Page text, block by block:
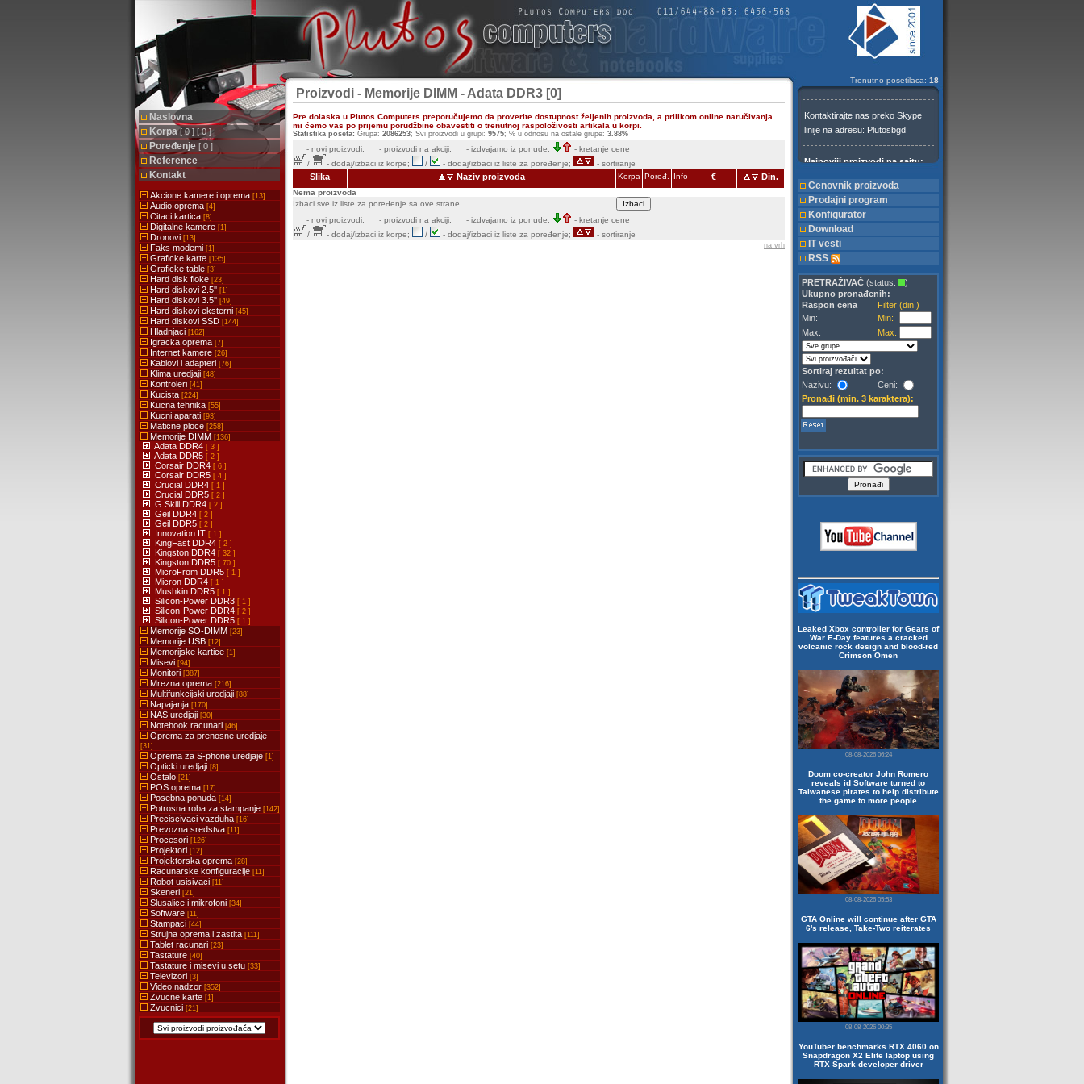
Trenutno posetilaca: 18
Naslovna
Korpa[ 0 ] [ 0 ]
Poređenje [ 0 ]
Reference
Kontakt
Akcione kamere i oprema [13]
Audio oprema [4]
Citaci kartica [8]
Digitalne kamere [1]
Dronovi [13]
Faks modemi [1]
Graficke karte [135]
Graficke table [3]
Hard disk fioke [23]
Hard diskovi 2.5'' [1]
Hard diskovi 3.5'' [49]
Hard diskovi eksterni [45]
Hard diskovi SSD [144]
Hladnjaci [162]
Igracka oprema [7]
Internet kamere [26]
Kablovi i adapteri [76]
Klima uredjaji [48]
Kontroleri [41]
Kucista [224]
Kucna tehnika [55]
Kucni aparati [93]
Maticne ploce [258]
Memorije DIMM [136]
Adata DDR4 [ 3 ]
Adata DDR5 [ 2 ]
Corsair DDR4 [ 6 ]
Corsair DDR5 [ 4 ]
Crucial DDR4 [ 1 ]
Crucial DDR5 [ 2 ]
G.Skill DDR4 [ 2 ]
Geil DDR4 [ 2 ]
Geil DDR5 [ 2 ]
Innovation IT [ 1 ]
KingFast DDR4 [ 2 ]
Kingston DDR4 [ 32 ]
Kingston DDR5 [ 70 ]
MicroFrom DDR5 [ 1 ]
Micron DDR4 [ 1 ]
Mushkin DDR5 [ 1 ]
Silicon-Power DDR3 [ 1 ]
Silicon-Power DDR4 [ 2 ]
Silicon-Power DDR5 [ 1 ]
Memorije SO-DIMM [23]
Memorije USB [12]
Memorijske kartice [1]
Misevi [94]
Monitori [387]
Mrezna oprema [216]
Multifunkcijski uredjaji [88]
Napajanja [170]
NAS uredjaji [30]
Notebook racunari [46]
Oprema za prenosne uredjaje
[31]
Oprema za S-phone uredjaje [1]
Opticki uredjaji [8]
Ostalo [21]
POS oprema [17]
Posebna ponuda [14]
Potrosna roba za stampanje [142]
Preciscivaci vazduha [16]
Prevozna sredstva [11]
Procesori [126]
Projektori [12]
Projektorska oprema [28]
Racunarske konfiguracije [11]
Robot usisivaci [11]
Skeneri [21]
Slusalice i mikrofoni [34]
Software [11]
Stampaci [44]
Strujna oprema i zastita [111]
Tablet racunari [23]
Tastature [40]
Tastature i misevi u setu [33]
Televizori [3]
Video nadzor [352]
Zvucne karte [1]
Zvucnici [21]
Proizvodi - Memorije DIMM - Adata DDR3 [0]
Pre dolaska u Plutos Computers preporučujemo da proverite dostupnost željenih proizvoda, a prilikom online naručivanja
mi ćemo vas po prijemu porudžbine obavestiti o trenutnoj raspoloživosti artikala u korpi.
Statistika poseta: Grupa: 2086253; Svi proizvodi u grupi: 9575; % u odnosu na ostale grupe: 3.88%
- novi proizvodi; - proizvodi na akciji; - izdvajamo iz ponude;
- kretanje cene
/
- dodaj/izbaci iz korpe; / - dodaj/izbaci iz liste za poređenje; - sortiranje
Slika Naziv proizvoda Korpa Poređ. Info € Din.
Nema proizvoda
Izbaci sve iz liste za poređenje sa ove strane
- novi proizvodi; - proizvodi na akciji; - izdvajamo iz ponude;
- kretanje cene
/
- dodaj/izbaci iz korpe; / - dodaj/izbaci iz liste za poređenje; - sortiranje
na vrh
Cenovnik proizvoda
Prodajni program
Konfigurator
Download
IT vesti
RSS
PRETRAŽIVAČ (status:
)
Ukupno pronađenih:
Raspon cena
Filter (din.)
Min:
Min:
Max:
Max:
Sortiraj rezultat po:
Nazivu:
Ceni:
Pronađi (min. 3 karaktera):
Leaked Xbox controller for Gears of
War E-Day features a cracked
volcanic rock design and blood-red
Crimson Omen
08-08-2026 06:24
Doom co-creator John Romero
reveals id Software turned to
Taiwanese pirates to help distribute
the game to more people
08-08-2026 05:53
GTA Online will continue after GTA
6's release, Take-Two reiterates
08-08-2026 00:35
YouTuber benchmarks RTX 4060 on
Snapdragon X2 Elite laptop using
RTX Spark developer driver